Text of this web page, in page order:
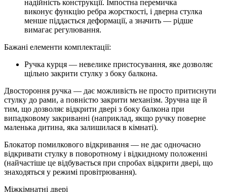
надійність конструкції. Імпостна перемичка
виконує функцію ребра жорсткості, і дверна стулка
менше піддається деформації, а значить — рідше
вимагає регулювання.
Бажані елементи комплектації:
Ручка курця — невелике пристосування, яке дозволяє
щільно закрити стулку з боку балкона.
Двостороння ручка — дає можливість не просто притиснути
стулку до рами, а повністю закрити механізм. Зручна ще й
тим, що дозволяє відкрити двері з боку балкона при
випадковому закриванні (наприклад, якщо ручку поверне
маленька дитина, яка залишилася в кімнаті).
Блокатор помилкового відкривання — не дає одночасно
відкривати стулку в поворотному і відкидному положенні
(найчастіше це відбувається при спробах відкрити двері, що
знаходяться у режимі провітрювання).
Міжкімнатні двері